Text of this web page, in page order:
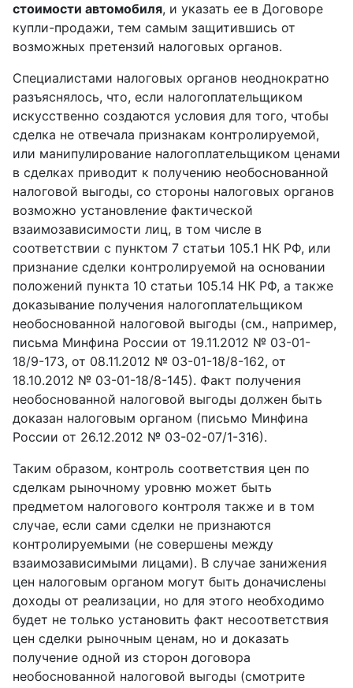
стоимости автомобиля, и указать ее в Договоре
купли-продажи, тем самым защитившись от
возможных претензий налоговых органов.
Специалистами налоговых органов неоднократно
разъяснялось, что, если налогоплательщиком
искусственно создаются условия для того, чтобы
сделка не отвечала признакам контролируемой,
или манипулирование налогоплательщиком ценами
в сделках приводит к получению необоснованной
налоговой выгоды, со стороны налоговых органов
возможно установление фактической
взаимозависимости лиц, в том числе в
соответствии с пунктом 7 статьи 105.1 НК РФ, или
признание сделки контролируемой на основании
положений пункта 10 статьи 105.14 НК РФ, а также
доказывание получения налогоплательщиком
необоснованной налоговой выгоды (см., например,
письма Минфина России от 19.11.2012 № 03-01-
18/9-173, от 08.11.2012 № 03-01-18/8-162, от
18.10.2012 № 03-01-18/8-145). Факт получения
необоснованной налоговой выгоды должен быть
доказан налоговым органом (письмо Минфина
России от 26.12.2012 № 03-02-07/1-316).
Таким образом, контроль соответствия цен по
сделкам рыночному уровню может быть
предметом налогового контроля также и в том
случае, если сами сделки не признаются
контролируемыми (не совершены между
взаимозависимыми лицами). В случае занижения
цен налоговым органом могут быть доначислены
доходы от реализации, но для этого необходимо
будет не только установить факт несоответствия
цен сделки рыночным ценам, но и доказать
получение одной из сторон договора
необоснованной налоговой выгоды (смотрите